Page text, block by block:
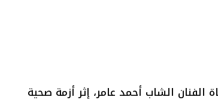
الشاب أحمد عامر، إثر أزمة صحية